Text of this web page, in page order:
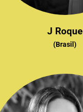
J Roque
(Brasil)